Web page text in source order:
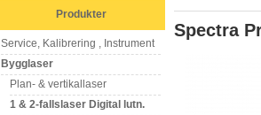
Produkter
Service, Kalibrering , Instrument
Bygglaser
Plan- & vertikallaser
1 & 2-fallslaser Digital lutn.
Spectra